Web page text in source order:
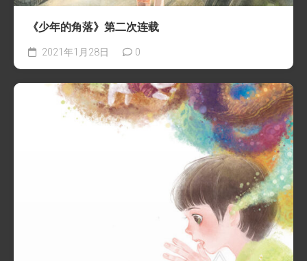
《少年的角落》第二次连载
2021年1月28日 0